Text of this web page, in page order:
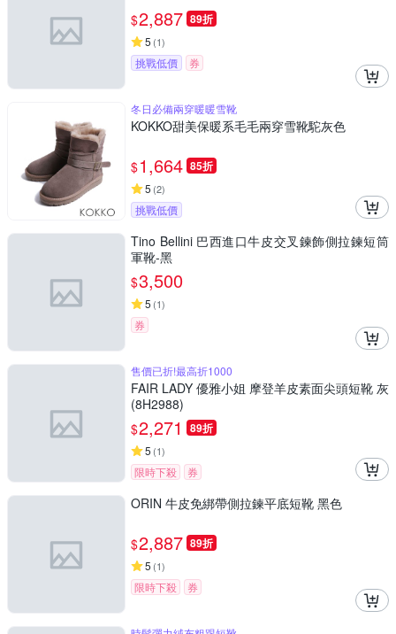
$2,887 89折
5 (1)
挑戰低價 券
冬日必備兩穿暖暖雪靴
KOKKO甜美保暖系毛毛兩穿雪靴駝灰色
$1,664 85折
5 (2)
挑戰低價
Tino Bellini 巴西進口牛皮交叉鍊飾側拉鍊短筒
軍靴-黑
$3,500
5 (1)
券
售價已折!最高折1000
FAIR LADY 優雅小姐 摩登羊皮素面尖頭短靴 灰
(8H2988)
$2,271 89折
5 (1)
限時下殺 券
ORIN 牛皮免綁帶側拉鍊平底短靴 黑色
$2,887 89折
5 (1)
限時下殺 券